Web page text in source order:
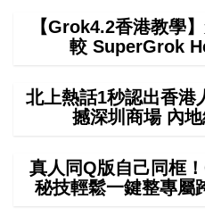
【Grok4.2香港教學
較 SuperGrok
北上熱話1秒認出香港
撼深圳商場 內
真人同Q版自己同框
秘技輕鬆一鍵整專屬